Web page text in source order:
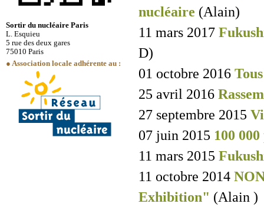
Sortir du nucléaire Paris
L. Esquieu
5 rue des deux gares
75010 Paris
● Association locale adhérente au :
nucléaire (Alain)
11 mars 2017
D)
01 octobre 2016
25 avril 2016
27 septembre 2015
07 juin 2015 100
11 mars 2015
11 octobre 2014
Exhibition" (Alain )